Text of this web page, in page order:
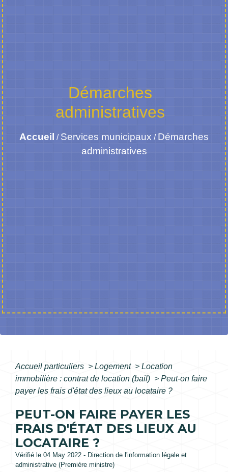
Démarches
administratives
Accueil / Services municipaux / Démarches
administratives
Accueil particuliers > Logement > Location
immobilière : contrat de location (bail) > Peut-on faire
payer les frais d'état des lieux au locataire ?
PEUT-ON FAIRE PAYER LES
FRAIS D'ÉTAT DES LIEUX AU
LOCATAIRE ?
Vérifié le 04 May 2022 - Direction de l'information légale et
administrative (Première ministre)